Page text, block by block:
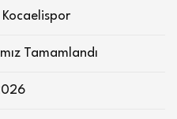
Tamamlandı